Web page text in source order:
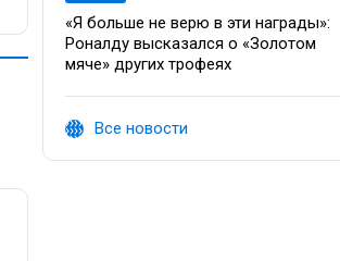
«Я больше не верю в эти награды»:
Роналду высказался о «Золотом
мяче» других трофеях
Все новости